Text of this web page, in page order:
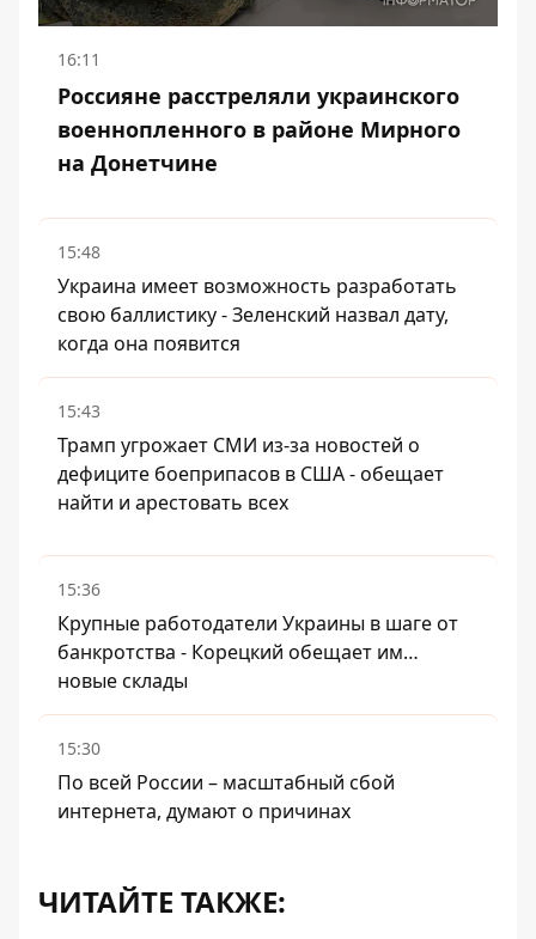
16:11
Россияне расстреляли украинского
военнопленного в районе Мирного
на Донетчине
15:48
Украина имеет возможность разработать
свою баллистику - Зеленский назвал дату,
когда она появится
15:43
Трамп угрожает СМИ из-за новостей о
дефиците боеприпасов в США - обещает
найти и арестовать всех
15:36
Крупные работодатели Украины в шаге от
банкротства - Корецкий обещает им…
новые склады
15:30
По всей России – масштабный сбой
интернета, думают о причинах
ЧИТАЙТЕ ТАКЖЕ: